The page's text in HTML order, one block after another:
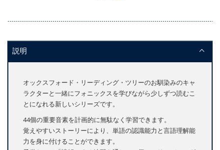
説明
オックスフォード・リーディング・ツリーのお馴染みのキャ
ラクターと一緒にフォニックスを学びながら少しずつ読むこ
とになれる新しいシリーズです。
44個の重要音素を計画的に無駄なく学習できます。
覚えやすいストーリーにより、単語の認識能力と言語理解能
力を身に付けることができます。